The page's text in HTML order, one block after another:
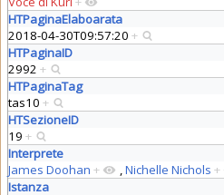
HTPaginaElaboarata
2018-04-30T09:57:20 +
HTPaginaID
2992 +
HTPaginaTag
tas10 +
HTSezioneID
19 +
Interprete
James Doohan + ,Nichelle Nichols +
Istanza